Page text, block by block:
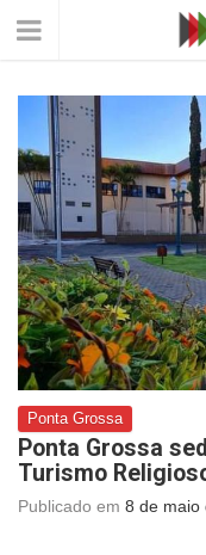
Ponta Grossa
Ponta Grossa
Turismo
Publicado em 8 de maio